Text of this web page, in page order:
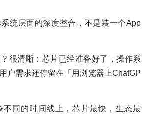
统层面的深度整合，不是装一个App
很清晰：芯片已经准备好了，操作系
户需求还停留在「用浏览器上ChatGP
不同的时间线上，芯片最快，生态最